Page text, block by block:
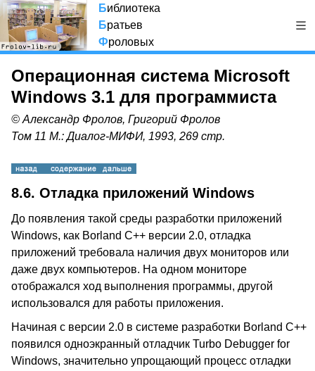
Библиотека
Братьев
Фроловых
Операционная система Microsoft
Windows 3.1 для программиста
© Александр Фролов, Григорий Фролов
Том 11 М.: Диалог-МИФИ, 1993, 269 стр.
8.6. Отладка приложений Windows
До появления такой среды разработки приложений
Windows, как Borland C++ версии 2.0, отладка
приложений требовала наличия двух мониторов или
даже двух компьютеров. На одном мониторе
отображался ход выполнения программы, другой
использовался для работы приложения.
Начиная с версии 2.0 в системе разработки Borland C++
появился одноэкранный отладчик Turbo Debugger for
Windows, значительно упрощающий процесс отладки